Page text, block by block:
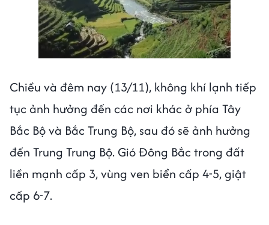
Chiều và đêm nay (13/11), không khí lạnh tiếp
tục ảnh hưởng đến các nơi khác ở phía Tây
Bắc Bộ và Bắc Trung Bộ, sau đó sẽ ảnh hưởng
đến Trung Trung Bộ. Gió Đông Bắc trong đất
liền mạnh cấp 3, vùng ven biển cấp 4-5, giật
cấp 6-7.